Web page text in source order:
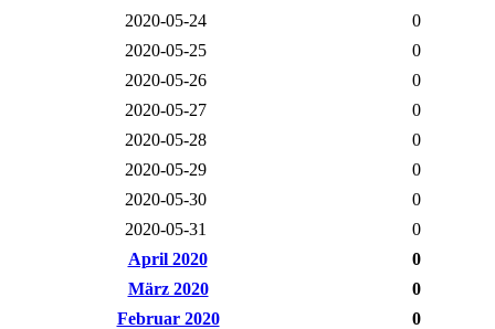
2020-05-24
0
2020-05-25
0
2020-05-26
0
2020-05-27
0
2020-05-28
0
2020-05-29
0
2020-05-30
0
2020-05-31
0
April 2020
0
März 2020
0
Februar 2020
0